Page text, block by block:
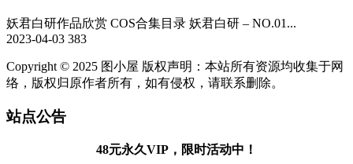
妖君白研作品欣赏 COS合集目录 妖君白研 – NO.01...
2023-04-03 383
Copyright © 2025 图小屋 版权声明：本站所有资源均收集于网
络，版权归原作者所有，如有侵权，请联系删除。
站点公告
48元永久VIP，限时活动中！